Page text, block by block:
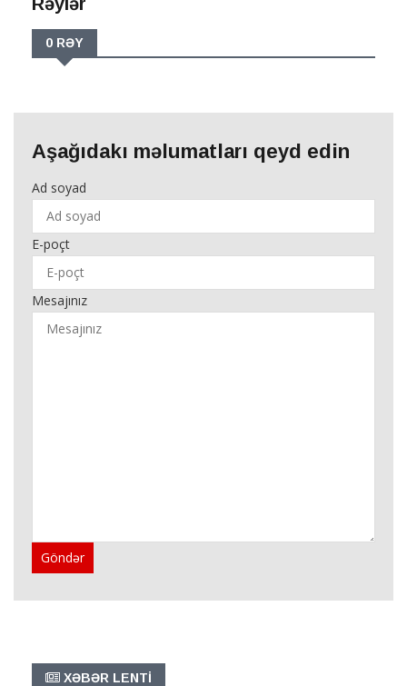
0 RƏY
Aşağıdakı məlumatları qeyd edin
Ad soyad
E-poçt
Mesajınız
Göndər
XƏBƏR LENTİ